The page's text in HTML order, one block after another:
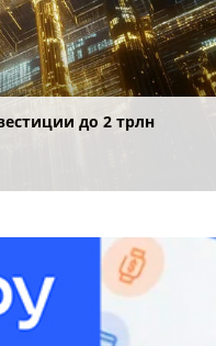
до 2 трлн